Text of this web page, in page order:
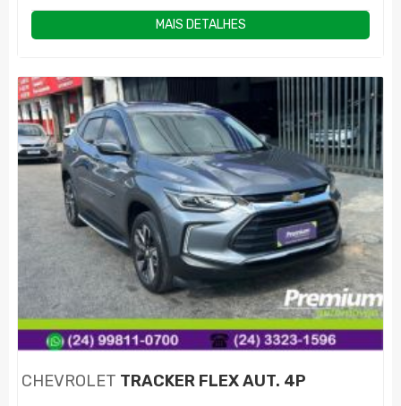
MAIS DETALHES
CHEVROLET TRACKER FLEX AUT. 4P